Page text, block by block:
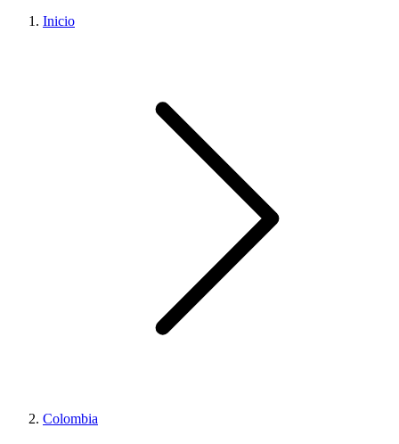
Inicio
Colombia